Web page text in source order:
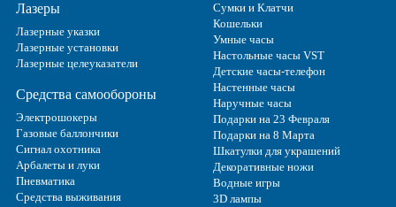
Лазеры
Лазерные указки
Лазерные установки
Лазерные целеуказатели
Средства самообороны
Электрошокеры
Газовые баллончики
Сигнал охотника
Арбалеты и луки
Пневматика
Средства выживания
Сумки и Клатчи
Кошельки
Умные часы
Настольные часы VST
Детские часы-телефон
Настенные часы
Наручные часы
Подарки на 23 Февраля
Подарки на 8 Марта
Шкатулки для украшений
Декоративные ножи
Водные игры
3D лампы